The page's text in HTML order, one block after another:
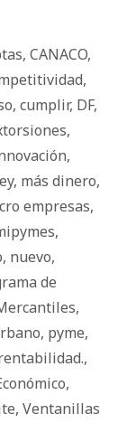
, CANACO,
,
, cumplir, DF,
,
,
, más dinero,
empresas,
,
, nuevo,
de
,
, pyme,
,
,
, Ventanillas